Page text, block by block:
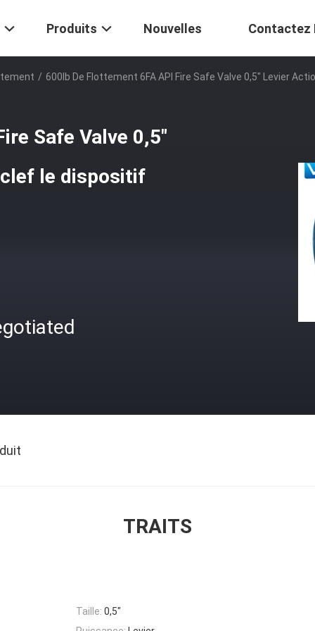
Produits Nouvelles Contactez
/ 600lb De Flottement 6FA API Fire Safe Valve 0,5" Levier
Safe Valve 0,5"
le dispositif
TRAITS
Taille: 0,5"